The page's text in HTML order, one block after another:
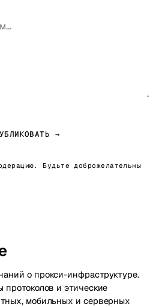
→
Будьте доброжелательны
о прокси-инфраструктуре.
и этические
мобильных и серверных